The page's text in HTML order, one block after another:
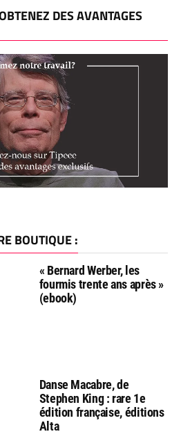
DES AVANTAGES
BOUTIQUE :
« Bernard Werber, les
fourmis trente ans après »
(ebook)
Danse Macabre, de
Stephen King : rare 1e
édition française, éditions
Alta